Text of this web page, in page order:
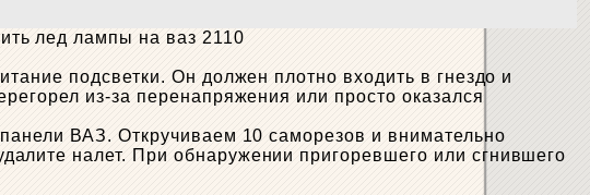
подсветки. Он должен плотно входить в гнездо и
из-за перенапряжения или просто оказался
ВАЗ. Откручиваем 10 саморезов и внимательно
налет. При обнаружении пригоревшего или сгнившего